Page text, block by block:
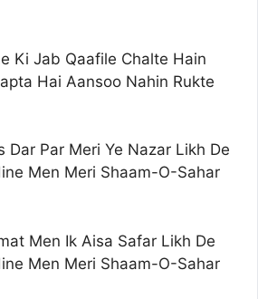
Ki Jab Qaafile Chalte Hain
Hai Aansoo Nahin Rukte
Dar Par Meri Ye Nazar Likh De
Men Meri Shaam-O-Sahar
Men Ik Aisa Safar Likh De
Men Meri Shaam-O-Sahar